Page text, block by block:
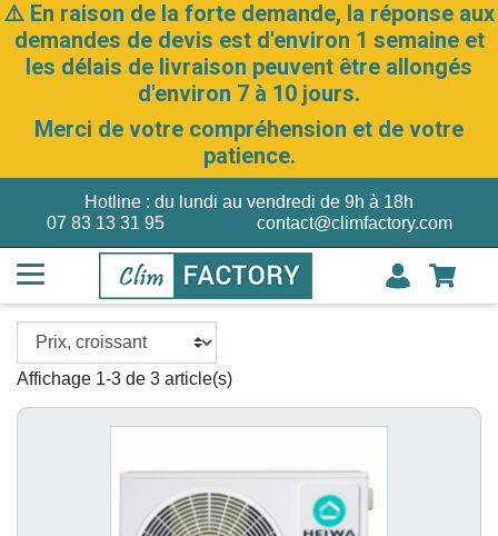
⚠️ En raison de la forte demande, la réponse aux
demandes de devis est d'environ 1 semaine et
les délais de livraison peuvent être allongés
d'environ 7 à 10 jours.
Merci de votre compréhension et de votre
patience.
07 83 13 31 95
Hotline : du lundi au vendredi de 9h à 18h
contact@climfactory.com
Affichage 1-3 de 3 article(s)